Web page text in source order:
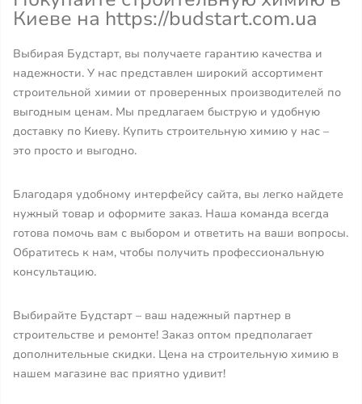
Киеве на https://budstart.com.ua
Выбирая Будстарт, вы получаете гарантию качества и
надежности. У нас представлен широкий ассортимент
строительной химии от проверенных производителей по
выгодным ценам. Мы предлагаем быструю и удобную
доставку по Киеву. Купить строительную химию у нас –
это просто и выгодно.
Благодаря удобному интерфейсу сайта, вы легко найдете
нужный товар и оформите заказ. Наша команда всегда
готова помочь вам с выбором и ответить на ваши вопросы.
Обратитесь к нам, чтобы получить профессиональную
консультацию.
Выбирайте Будстарт – ваш надежный партнер в
строительстве и ремонте! Заказ оптом предполагает
дополнительные скидки. Цена на строительную химию в
нашем магазине вас приятно удивит!